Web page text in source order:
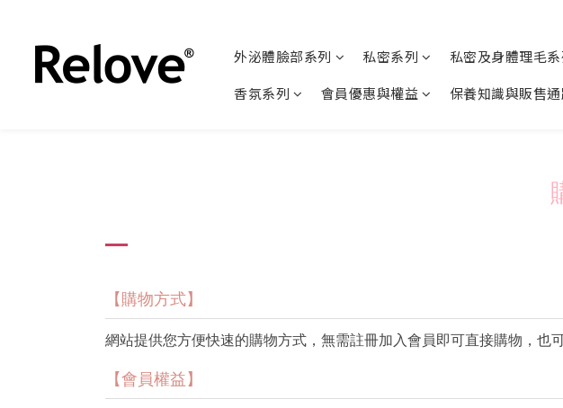
外泌體臉部系列 私密系列 私密及身體理毛
香氛系列
會員優惠與權益 保養知識與販售
【購物方式】
網站提供您方便快速的購物方式，無需註冊加入會員即可直接購物，也
【會員權益】